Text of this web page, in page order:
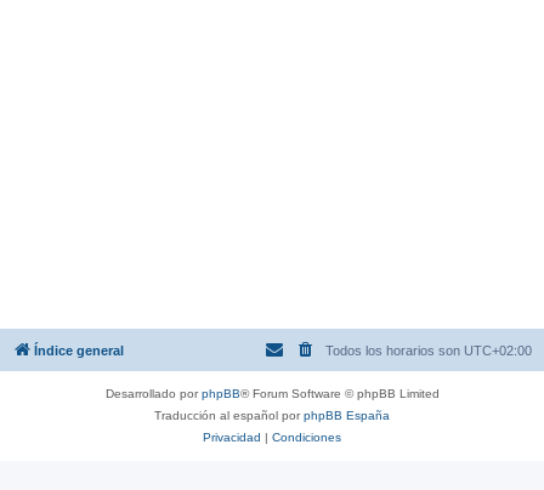
Índice general Todos los horarios son UTC+02:00
Desarrollado porphpBB® Forum Software © phpBB Limited
Traducción al español porphpBB España
Privacidad | Condiciones